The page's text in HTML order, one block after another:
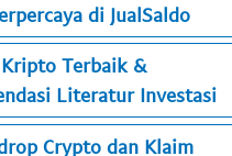
di JualSaldo
Terbaik &
Literatur Investasi
Crypto dan Klaim